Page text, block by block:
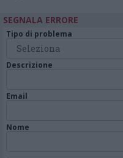
SEGNALA ERRORE
Tipo di problema
Descrizione
Email
Nome